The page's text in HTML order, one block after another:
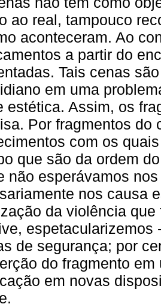
ao real, tampouco
aconteceram. Ao
a partir do
Tais cenas
em uma
estética. Assim, os
Por fragmentos do
com os
que são da ordem
não esperávamos
nos causa
da violência
espetacularizemos
de segurança; por
do fragmento
em novas